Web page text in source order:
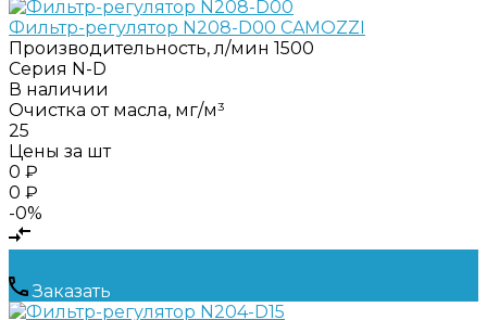
Фильтр-регулятор N208-D00 CAMOZZI
Производительность, л/мин 1500
Серия N-D
В наличии
Очистка от масла, мг/м³
25
Цены за шт
0 ₽
0 ₽
-0%
Заказать